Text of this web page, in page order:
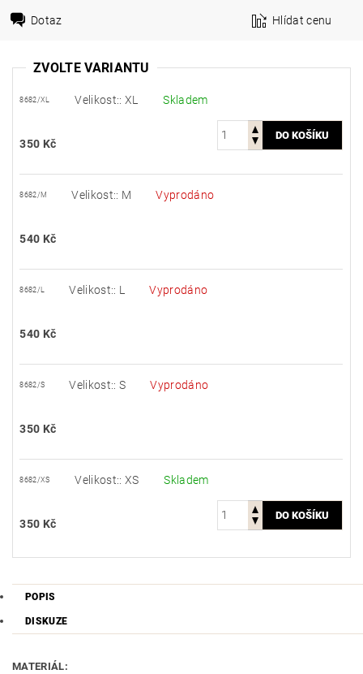
Dotaz Hlídat cenu
ZVOLTE VARIANTU
8682/XL Velikost:: XL Skladem
350 Kč
8682/M Velikost:: M Vyprodáno
540 Kč
8682/L Velikost:: L Vyprodáno
540 Kč
8682/S Velikost:: S Vyprodáno
350 Kč
8682/XS Velikost:: XS Skladem
350 Kč
POPIS
DISKUZE
MATERIÁL: